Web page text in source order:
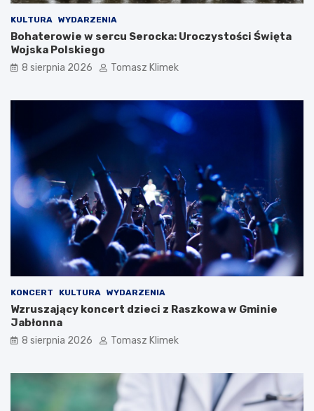
KULTURA WYDARZENIA
Bohaterowie w sercu Serocka: Uroczystości Święta
Wojska Polskiego
8 sierpnia 2026 Tomasz Klimek
KONCERT KULTURA WYDARZENIA
Wzruszający koncert dzieci z Raszkowa w Gminie
Jabłonna
8 sierpnia 2026 Tomasz Klimek